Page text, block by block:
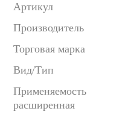
Артикул
Производитель
Торговая марка
Вид/Тип
Применяемость
расширенная